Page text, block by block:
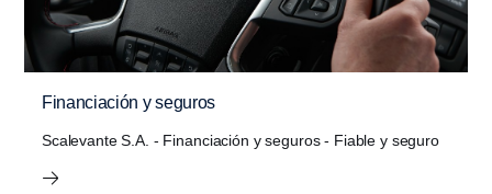
Financiación y seguros
Scalevante S.A. - Financiación y seguros - Fiable y seguro